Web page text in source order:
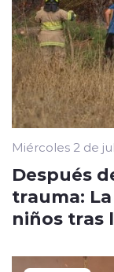
Miércoles 2 de
Después
trauma:
niños tras